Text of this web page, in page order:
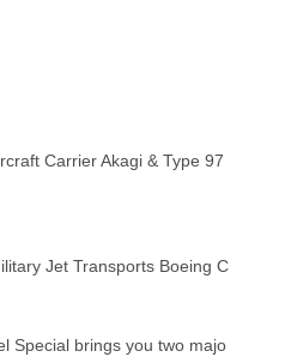
Carrier Akagi & Type 97
Jet Transports Boeing C
Special brings you two majo